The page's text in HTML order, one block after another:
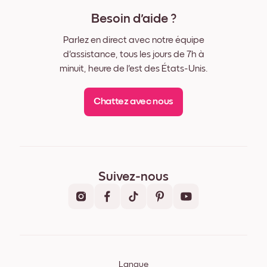
Besoin d'aide ?
Parlez en direct avec notre équipe
d'assistance, tous les jours de 7h à
minuit, heure de l'est des États-Unis.
Chattez avec nous
Suivez-nous
Langue